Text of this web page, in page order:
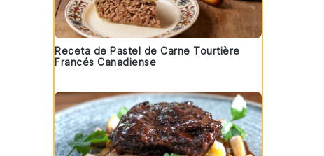
Receta de Pastel de Carne Tourtière
Francés Canadiense